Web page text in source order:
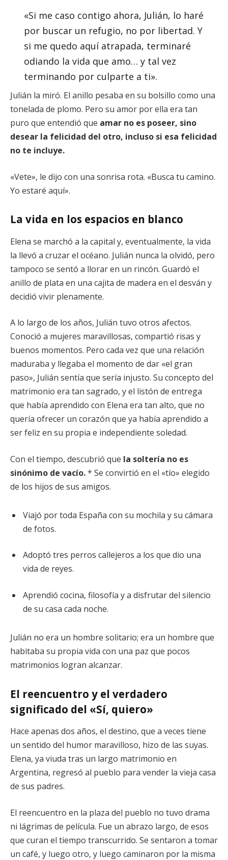
«Si me caso contigo ahora, Julián, lo haré
por buscar un refugio, no por libertad. Y
si me quedo aquí atrapada, terminaré
odiando la vida que amo… y tal vez
terminando por culparte a ti».
Julián la miró. El anillo pesaba en su bolsillo como una
tonelada de plomo. Pero su amor por ella era tan
puro que entendió que amar no es poseer, sino
desear la felicidad del otro, incluso si esa felicidad
no te incluye.
«Vete», le dijo con una sonrisa rota. «Busca tu camino.
Yo estaré aquí».
La vida en los espacios en blanco
Elena se marchó a la capital y, eventualmente, la vida
la llevó a cruzar el océano. Julián nunca la olvidó, pero
tampoco se sentó a llorar en un rincón. Guardó el
anillo de plata en una cajita de madera en el desván y
decidió vivir plenamente.
A lo largo de los años, Julián tuvo otros afectos.
Conoció a mujeres maravillosas, compartió risas y
buenos momentos. Pero cada vez que una relación
maduraba y llegaba el momento de dar «el gran
paso», Julián sentía que sería injusto. Su concepto del
matrimonio era tan sagrado, y el listón de entrega
que había aprendido con Elena era tan alto, que no
quería ofrecer un corazón que ya había aprendido a
ser feliz en su propia e independiente soledad.
Con el tiempo, descubrió que la soltería no es
sinónimo de vacío.* Se convirtió en el «tío» elegido
de los hijos de sus amigos.
Viajó por toda España con su mochila y su cámara
de fotos.
Adoptó tres perros callejeros a los que dio una
vida de reyes.
Aprendió cocina, filosofía y a disfrutar del silencio
de su casa cada noche.
Julián no era un hombre solitario; era un hombre que
habitaba su propia vida con una paz que pocos
matrimonios logran alcanzar.
El reencuentro y el verdadero
significado del «Sí, quiero»
Hace apenas dos años, el destino, que a veces tiene
un sentido del humor maravilloso, hizo de las suyas.
Elena, ya viuda tras un largo matrimonio en
Argentina, regresó al pueblo para vender la vieja casa
de sus padres.
El reencuentro en la plaza del pueblo no tuvo drama
ni lágrimas de película. Fue un abrazo largo, de esos
que curan el tiempo transcurrido. Se sentaron a tomar
un café, y luego otro, y luego caminaron por la misma